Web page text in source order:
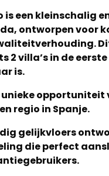
is een kleinschalig
ontworpen voor
2 villa’s in de
is.
opportuniteit
regio in Spanje.
gelijkvloers
die perfect